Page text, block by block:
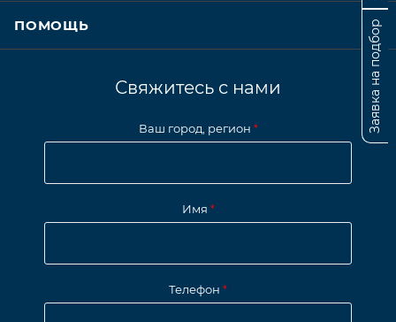
ПОМОЩЬ
Свяжитесь с нами
Ваш город, регион *
Имя *
Телефон *
Заявка на подбор